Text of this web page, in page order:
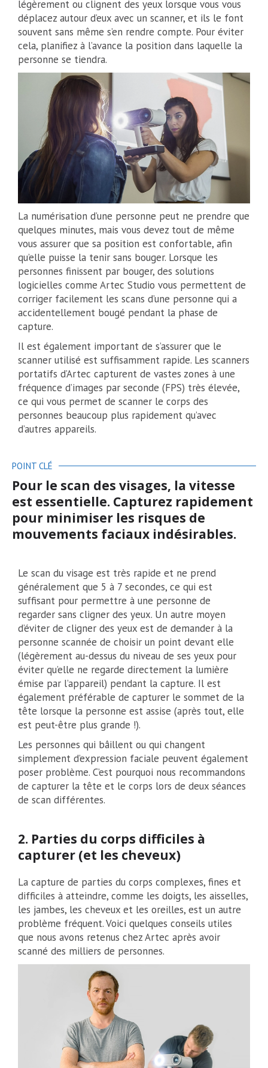
légèrement ou clignent des yeux lorsque vous vous
déplacez autour d’eux avec un scanner, et ils le font
souvent sans même s’en rendre compte. Pour éviter
cela, planifiez à l’avance la position dans laquelle la
personne se tiendra.
La numérisation d’une personne peut ne prendre que
quelques minutes, mais vous devez tout de même
vous assurer que sa position est confortable, afin
qu’elle puisse la tenir sans bouger. Lorsque les
personnes finissent par bouger, des solutions
logicielles comme Artec Studio vous permettent de
corriger facilement les scans d’une personne qui a
accidentellement bougé pendant la phase de
capture.
Il est également important de s’assurer que le
scanner utilisé est suffisamment rapide. Les scanners
portatifs d’Artec capturent de vastes zones à une
fréquence d’images par seconde (FPS) très élevée,
ce qui vous permet de scanner le corps des
personnes beaucoup plus rapidement qu’avec
d’autres appareils.
POINT CLÉ
Pour le scan des visages, la vitesse
est essentielle. Capturez rapidement
pour minimiser les risques de
mouvements faciaux indésirables.
Le scan du visage est très rapide et ne prend
généralement que 5 à 7 secondes, ce qui est
suffisant pour permettre à une personne de
regarder sans cligner des yeux. Un autre moyen
d’éviter de cligner des yeux est de demander à la
personne scannée de choisir un point devant elle
(légèrement au-dessus du niveau de ses yeux pour
éviter qu’elle ne regarde directement la lumière
émise par l’appareil) pendant la capture. Il est
également préférable de capturer le sommet de la
tête lorsque la personne est assise (après tout, elle
est peut-être plus grande !).
Les personnes qui bâillent ou qui changent
simplement d’expression faciale peuvent également
poser problème. C’est pourquoi nous recommandons
de capturer la tête et le corps lors de deux séances
de scan différentes.
2. Parties du corps difficiles à
capturer (et les cheveux)
La capture de parties du corps complexes, fines et
difficiles à atteindre, comme les doigts, les aisselles,
les jambes, les cheveux et les oreilles, est un autre
problème fréquent. Voici quelques conseils utiles
que nous avons retenus chez Artec après avoir
scanné des milliers de personnes.